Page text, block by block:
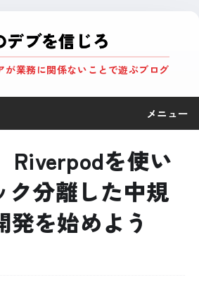
デブを信じろ
が業務に関係ないことで遊ぶブログ
メニュー
Riverpodを使い
ク分離した中規
発を始めよう